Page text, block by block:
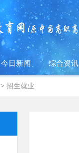
今日新闻 综合资讯
> 招生就业